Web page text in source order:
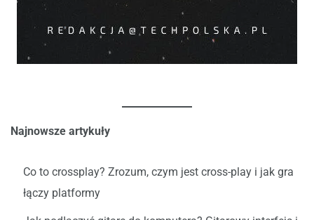
Najnowsze artykuły
Co to crossplay? Zrozum, czym jest cross-play i jak gra
łączy platformy